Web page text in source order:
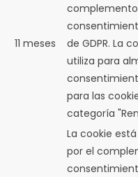
11 meses
de GDPR. La
utiliza para
para las
categoría
La cookie
por el